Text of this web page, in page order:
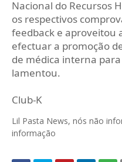
Nacional do Recursos
os respectivos
feedback e aproveitou
efectuar a promoção
de médica interna
lamentou.
Club-K
Lil Pasta News, nós não
informação